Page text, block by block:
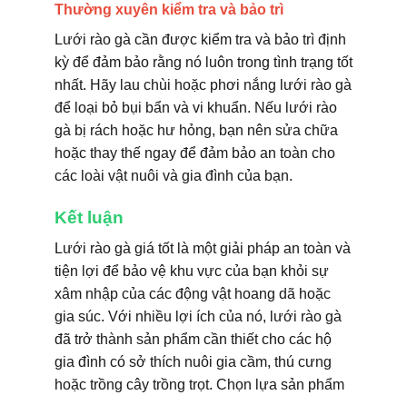
Thường xuyên kiểm tra và bảo trì
Lưới rào gà cần được kiểm tra và bảo trì định
kỳ để đảm bảo rằng nó luôn trong tình trạng tốt
nhất. Hãy lau chùi hoặc phơi nắng lưới rào gà
để loại bỏ bụi bẩn và vi khuẩn. Nếu lưới rào
gà bị rách hoặc hư hỏng, bạn nên sửa chữa
hoặc thay thế ngay để đảm bảo an toàn cho
các loài vật nuôi và gia đình của bạn.
Kết luận
Lưới rào gà giá tốt là một giải pháp an toàn và
tiện lợi để bảo vệ khu vực của bạn khỏi sự
xâm nhập của các động vật hoang dã hoặc
gia súc. Với nhiều lợi ích của nó, lưới rào gà
đã trở thành sản phẩm cần thiết cho các hộ
gia đình có sở thích nuôi gia cầm, thú cưng
hoặc trồng cây trồng trọt. Chọn lựa sản phẩm